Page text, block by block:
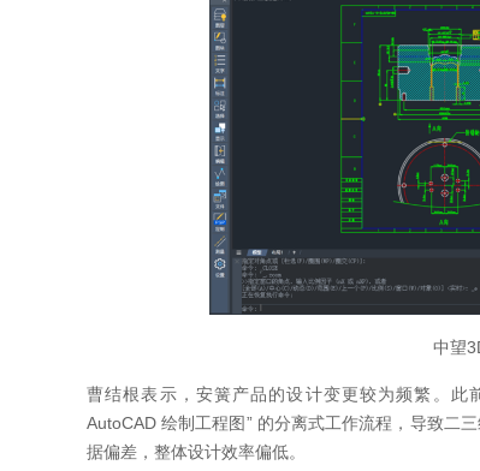
中望
曹结根表示，安簧产品的设计变更较为频繁。此
AutoCAD 绘制工程图” 的分离式工作流程，导致二
据偏差，整体设计效率偏低。